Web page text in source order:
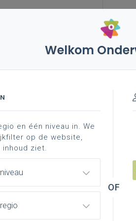
vakken en leerplannen
- 7de leerjaar
het leerplan
Welkom
en één niveau in. We
op de website,
ziet.